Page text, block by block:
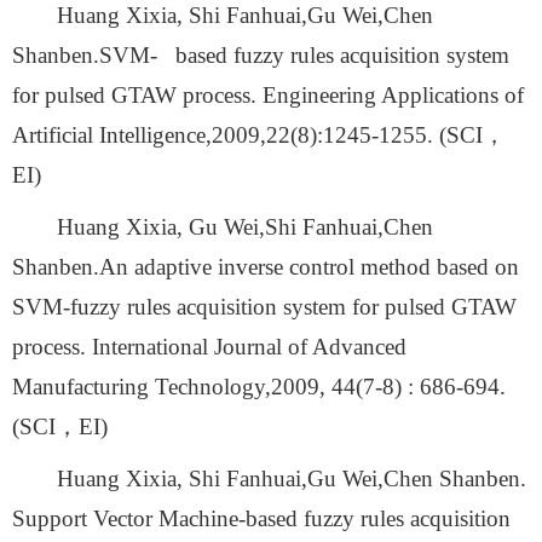
Huang Xixia, Shi Fanhuai,Gu Wei,Chen
Shanben.SVM-
based fuzzy rules acquisition system
for pulsed GTAW process. Engineering Applications of
Artificial Intelligence,2009,22(8):1245-1255. (SCI ，
EI)
Huang Xixia, Gu Wei,Shi Fanhuai,Chen
Shanben.An adaptive inverse control method based on
SVM-fuzzy rules acquisition system for pulsed GTAW
process. International Journal of Advanced
Manufacturing Technology,2009, 44(7-8) : 686-694.
(SCI ， EI)
Huang Xixia, Shi Fanhuai,Gu Wei,Chen Shanben.
Support Vector Machine-based fuzzy rules acquisition